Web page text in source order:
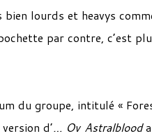
lourds et heavys
par contre, c’est
du groupe, intitulé «
d’… Ov Astralblood